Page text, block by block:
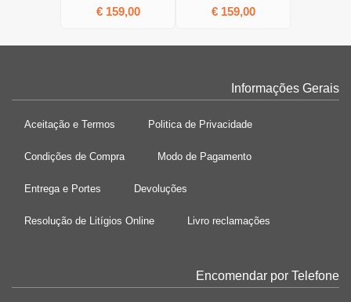
€ 159,00 € 159,00
Informações Gerais
Aceitação e Termos Politica de Privacidade
Condições de Compra Modo de Pagamento
Entrega e Portes Devoluções
Resolução de Litígios Online Livro reclamações
Encomendar por Telefone